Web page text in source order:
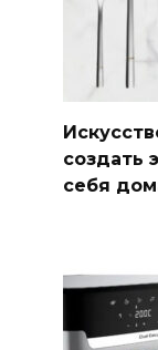
создать
себя